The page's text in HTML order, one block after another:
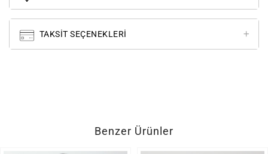
TAKSIT SEÇENEKLERI
Benzer Ürünler